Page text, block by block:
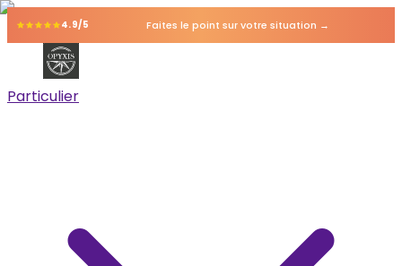
4.9/5 Faites le point sur votre situation →
Particulier